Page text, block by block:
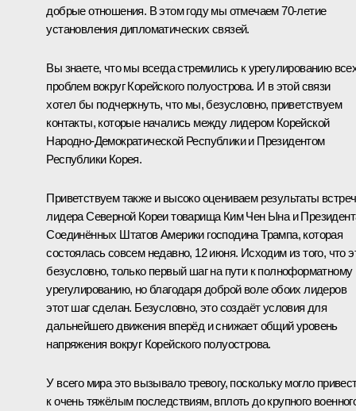
добрые отношения. В этом году мы отмечаем 70-летие
установления дипломатических связей.
Вы знаете, что мы всегда стремились к урегулированию
проблем вокруг Корейского полуострова. И в этой связи
хотел бы подчеркнуть, что мы, безусловно, приветствуем
контакты, которые начались между лидером Корейской
Народно-Демократической Республики и Президентом
Республики Корея.
Приветствуем также и высоко оцениваем результаты
лидера Северной Кореи товарища Ким Чен Ына и
Соединённых Штатов Америки господина Трампа, которая
состоялась совсем недавно, 12 июня. Исходим из того, что
безусловно, только первый шаг на пути к полноформатному
урегулированию, но благодаря доброй воле обоих лидеров
этот шаг сделан. Безусловно, это создаёт условия для
дальнейшего движения вперёд и снижает общий уровень
напряжения вокруг Корейского полуострова.
У всего мира это вызывало тревогу, поскольку могло
к очень тяжёлым последствиям, вплоть до крупного